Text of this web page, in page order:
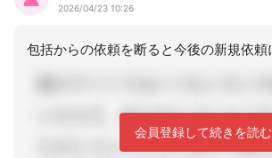
2026/04/23 10:26
会員登録して続きを読む